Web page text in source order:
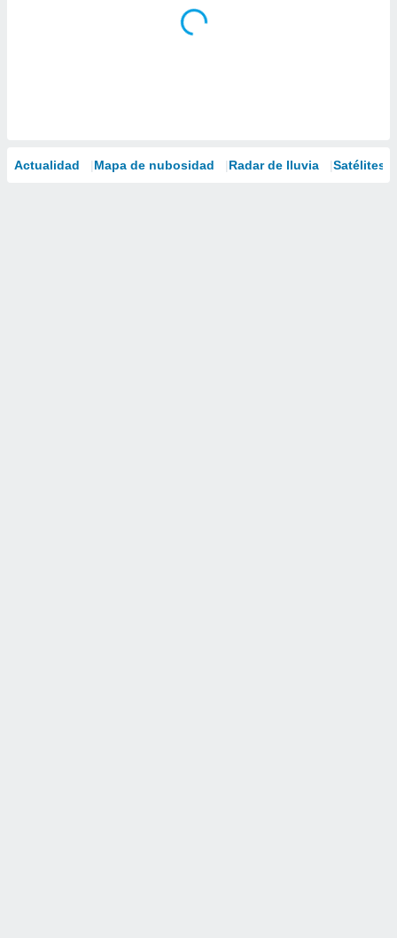
Actualidad Mapa de nubosidad Radar de lluvia Satélites